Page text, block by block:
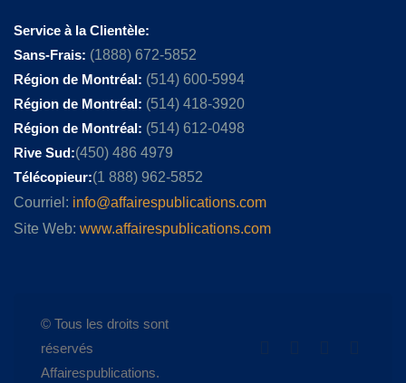
Service à la Clientèle:
Sans-Frais: (1888) 672-5852
Région de Montréal: (514) 600-5994
Région de Montréal: (514) 418-3920
Région de Montréal: (514) 612-0498
Rive Sud:(450) 486 4979
Télécopieur:(1 888) 962-5852
Courriel: info@affairespublications.com
Site Web: www.affairespublications.com
© Tous les droits sont
réservés
Affairespublications.